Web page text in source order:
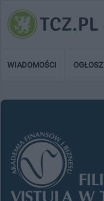
WIADOMOŚCI